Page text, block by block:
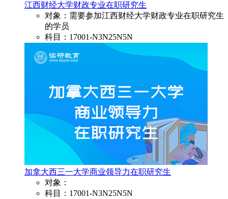
江西财经大学财政专业在职研究生
对象：需要参加江西财经大学财政专业在职研究生
的学员
科目：17001-N3N25N5N
加拿大西三一大学商业领导力在职研究生
对象：
科目：17001-N3N25N5N